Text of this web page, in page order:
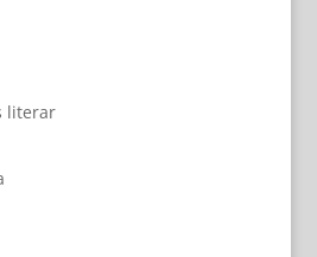
literar